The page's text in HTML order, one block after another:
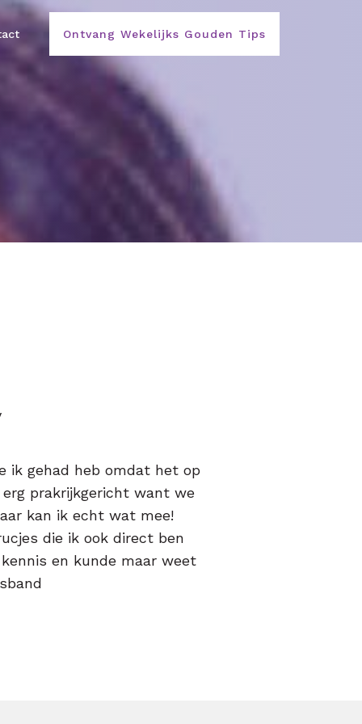
Ontvang Wekelijks Gouden Tips
ik gehad heb omdat het op
prakrijkgericht want we
kan ik echt wat mee!
die ik ook direct ben
en kunde maar weet